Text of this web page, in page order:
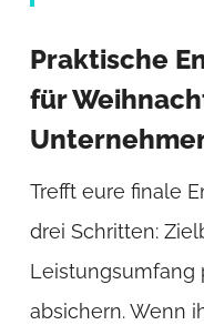
Praktische
für
Trefft eure finale
drei Schritten:
Leistungsumfang
absichern. Wenn